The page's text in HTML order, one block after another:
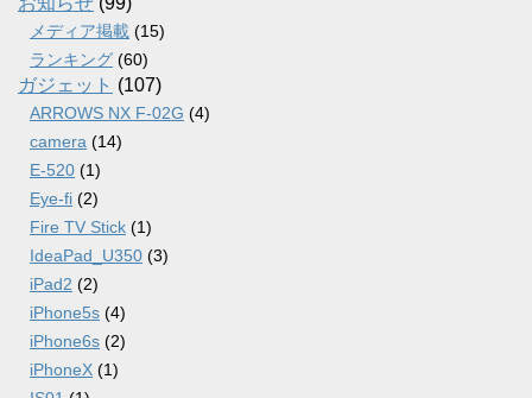
メディア掲載 (15)
ランキング (60)
ガジェット (107)
ARROWS NX F-02G (4)
camera (14)
E-520 (1)
Eye-fi (2)
Fire TV Stick (1)
IdeaPad_U350 (3)
iPad2 (2)
iPhone5s (4)
iPhone6s (2)
iPhoneX (1)